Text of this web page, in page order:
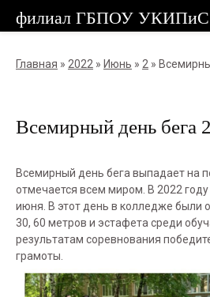
Главная » 2022 » Июнь » 2 »
Всемирный день бега
Всемирный день бега выпадает на
отмечается всем миром. В 2022
июня. В этот день в колледже были
30, 60 метров и эстафета среди
результатам соревнования
грамоты.